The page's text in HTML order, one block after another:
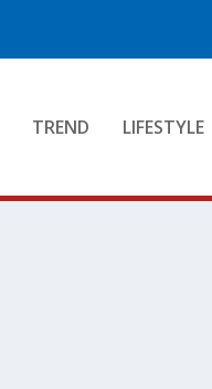
TREND LIFESTYLE